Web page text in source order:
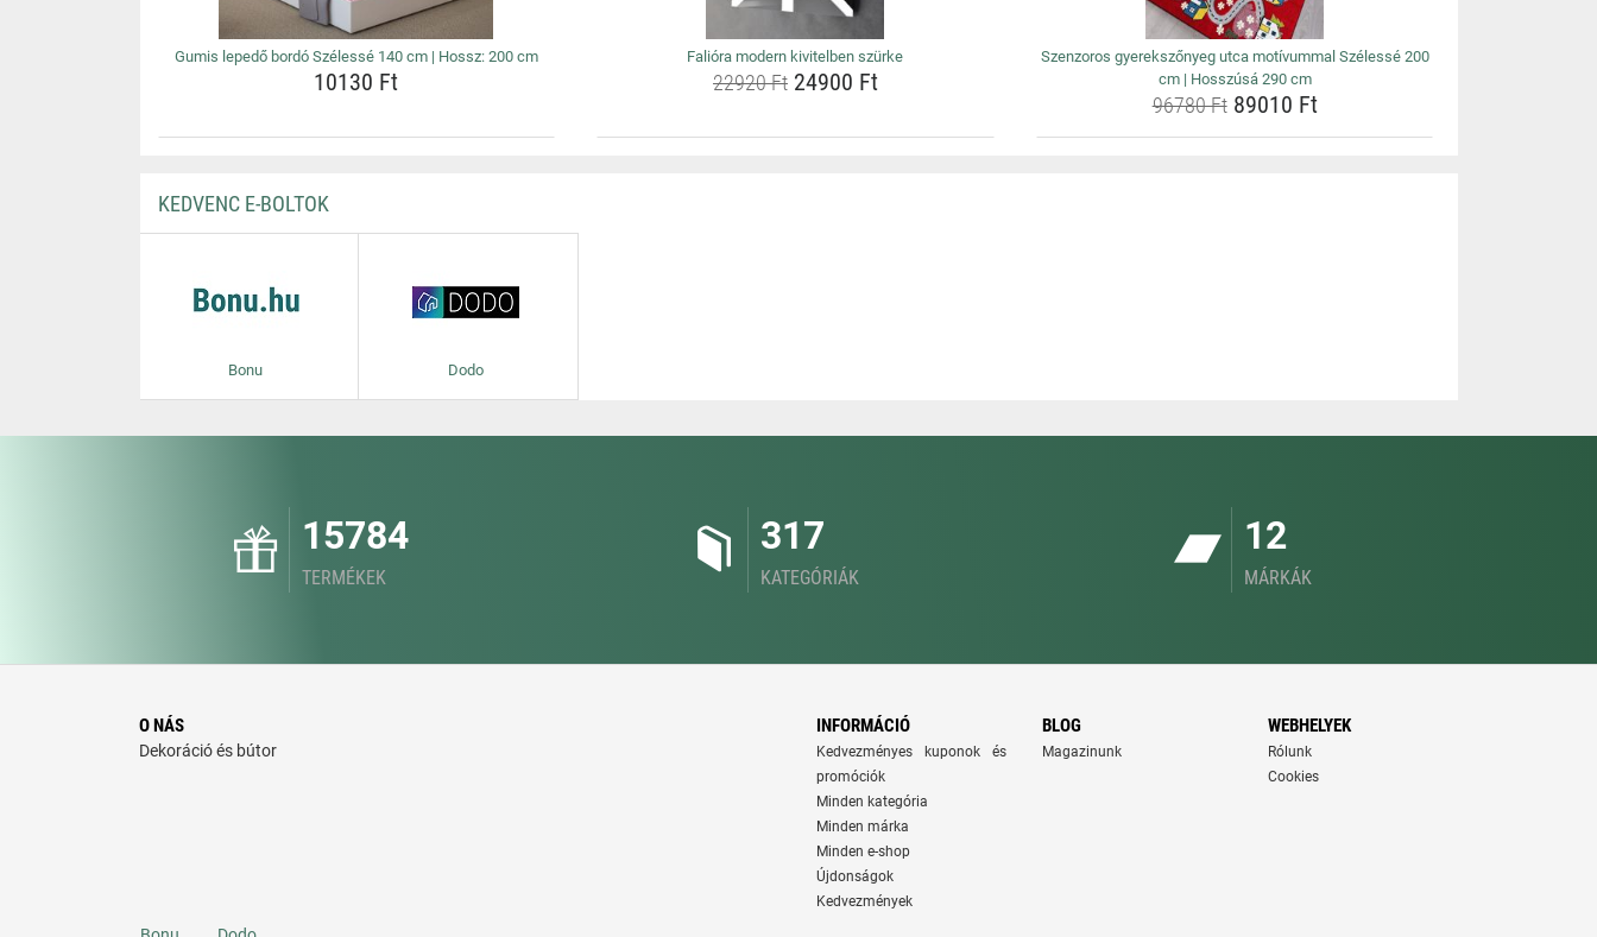
Gumis lepedő bordó Szélessé 140 cm | Hossz: 200 cm
10130 Ft
Falióra modern kivitelben szürke
22920 Ft24900 Ft
Szenzoros gyerekszőnyeg utca motívummal Szélessé 200
cm | Hosszúsá 290 cm
96780 Ft89010 Ft
KEDVENC E-BOLTOK
Bonu Dodo
15784
TERMÉKEK
317
KATEGÓRIÁK
12
MÁRKÁK
O NÁS
Dekoráció és bútor
INFORMÁCIÓ
Kedvezményes kuponok és
promóciók
Minden kategória
Minden márka
Minden e-shop
Újdonságok
Kedvezmények
BLOG
Magazinunk
WEBHELYEK
Rólunk
Cookies